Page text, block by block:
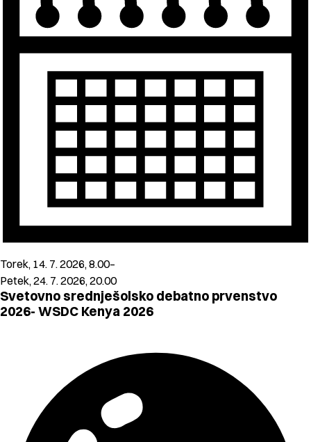
Torek, 14. 7. 2026, 8.00–
Petek, 24. 7. 2026, 20.00
Svetovno srednješolsko debatno prvenstvo
2026- WSDC Kenya 2026